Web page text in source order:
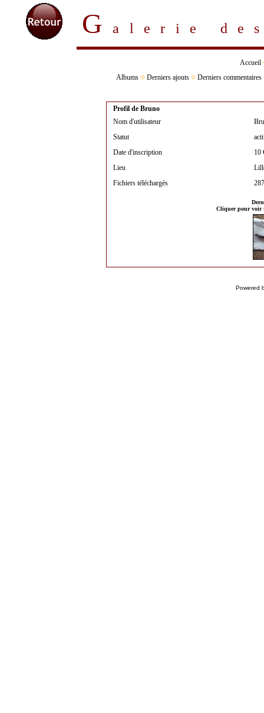
Galerie
Accueil
Albums
Derniers ajouts Derniers commentaires
Profil de Bruno
Nom d'utilisateur
Statut
Date d'inscription
10
Lieu
Fichiers téléchargés
287
Cliquer pour voir
Powered